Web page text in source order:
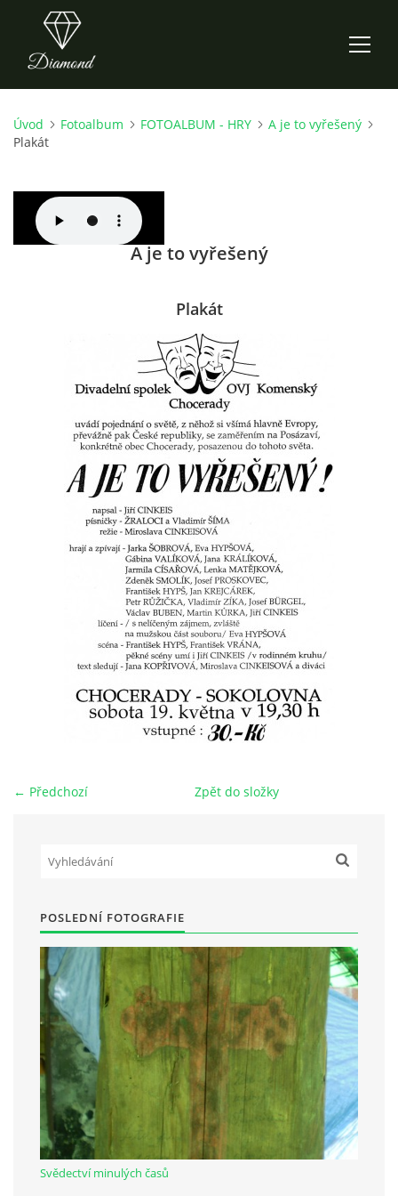
ÚVOD
O NÁS
CO NOVÉHO ZKOUŠÍME
KDY, KDE A CO HRAJEME
HRY OD ROKU 1973
VIDEOZÁZNAMY Z HER
ČLENOVÉ - SOUČASNOST
HRY DO ROKU 1973
MÍSTO PRO VAŠE VZKAZY!!
Občanská vzdělávací jednota "Komenský" v Choceradech z.s.
257 24 Chocerady
IČ: 498 28 614
Kontaktní osoba:
Mgr. Miroslava Cinkeisová
723 967 851
Mirkaci@email.cz
© 2026 eStránky.cz RSS
Úvod Fotoalbum FOTOALBUM - HRY
A je to vyřešený
Plakát
A je to vyřešený
Plakát
← Předchozí Zpět do složky
POSLEDNÍ FOTOGRAFIE
Svědectví minulých časů